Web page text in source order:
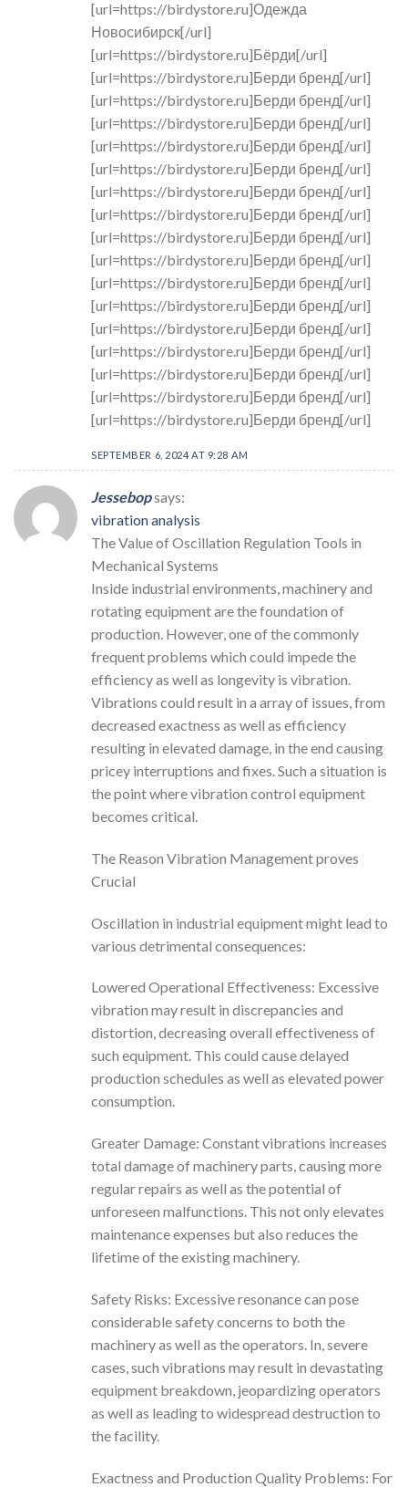
[url=https://birdystore.ru]Одежда
Новосибирск[/url]
[url=https://birdystore.ru]Бёрди[/url]
[url=https://birdystore.ru]Берди бренд[/url]
[url=https://birdystore.ru]Берди бренд[/url]
[url=https://birdystore.ru]Берди бренд[/url]
[url=https://birdystore.ru]Берди бренд[/url]
[url=https://birdystore.ru]Берди бренд[/url]
[url=https://birdystore.ru]Берди бренд[/url]
[url=https://birdystore.ru]Берди бренд[/url]
[url=https://birdystore.ru]Берди бренд[/url]
[url=https://birdystore.ru]Берди бренд[/url]
[url=https://birdystore.ru]Берди бренд[/url]
[url=https://birdystore.ru]Берди бренд[/url]
[url=https://birdystore.ru]Берди бренд[/url]
[url=https://birdystore.ru]Берди бренд[/url]
[url=https://birdystore.ru]Берди бренд[/url]
[url=https://birdystore.ru]Берди бренд[/url]
[url=https://birdystore.ru]Берди бренд[/url]
SEPTEMBER 6, 2024 AT 9:28 AM
Jessebopsays:
vibration analysis
The Value of Oscillation Regulation Tools in
Mechanical Systems
Inside industrial environments, machinery and
rotating equipment are the foundation of
production. However, one of the commonly
frequent problems which could impede the
efficiency as well as longevity is vibration.
Vibrations could result in a array of issues, from
decreased exactness as well as efficiency
resulting in elevated damage, in the end causing
pricey interruptions and fixes. Such a situation is
the point where vibration control equipment
becomes critical.
The Reason Vibration Management proves
Crucial
Oscillation in industrial equipment might lead to
various detrimental consequences:
Lowered Operational Effectiveness: Excessive
vibration may result in discrepancies and
distortion, decreasing overall effectiveness of
such equipment. This could cause delayed
production schedules as well as elevated power
consumption.
Greater Damage: Constant vibrations increases
total damage of machinery parts, causing more
regular repairs as well as the potential of
unforeseen malfunctions. This not only elevates
maintenance expenses but also reduces the
lifetime of the existing machinery.
Safety Risks: Excessive resonance can pose
considerable safety concerns to both the
machinery as well as the operators. In, severe
cases, such vibrations may result in devastating
equipment breakdown, jeopardizing operators
as well as leading to widespread destruction to
the facility.
Exactness and Production Quality Problems: For